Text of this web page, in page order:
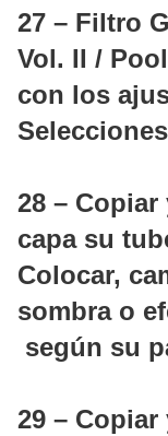
27 – Filtro
Vol. II /
con los
28 –
capa su
Colocar,
sombra o
según su
29 –